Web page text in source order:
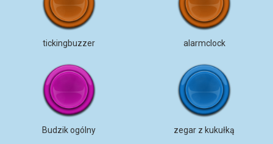
tickingbuzzer alarmclock
Budzik ogólny zegar z kukułką